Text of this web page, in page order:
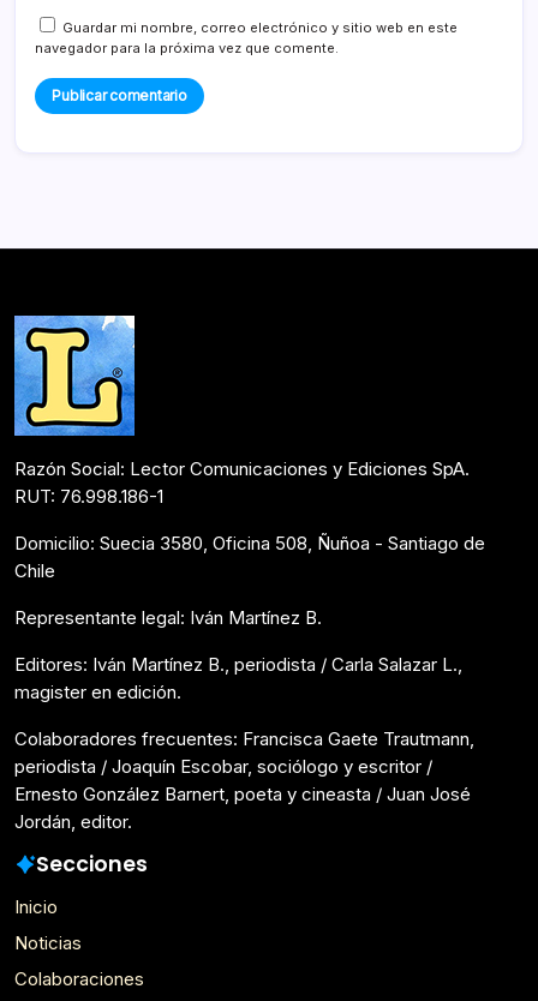
Guardar mi nombre, correo electrónico y sitio web en este
navegador para la próxima vez que comente.
Razón Social: Lector Comunicaciones y Ediciones SpA.
RUT: 76.998.186-1
Domicilio: Suecia 3580, Oficina 508, Ñuñoa - Santiago de
Chile
Representante legal: Iván Martínez B.
Editores: Iván Martínez B., periodista / Carla Salazar L.,
magister en edición.
Colaboradores frecuentes: Francisca Gaete Trautmann,
periodista / Joaquín Escobar, sociólogo y escritor /
Ernesto González Barnert, poeta y cineasta / Juan José
Jordán, editor.
Secciones
Inicio
Noticias
Colaboraciones